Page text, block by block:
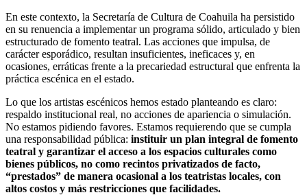
En este contexto, la Secretaría de Cultura de Coahuila ha persistido
en su renuencia a implementar un programa sólido, articulado y bien
estructurado de fomento teatral. Las acciones que impulsa, de
carácter esporádico, resultan insuficientes, ineficaces y, en
ocasiones, erráticas frente a la precariedad estructural que enfrenta la
práctica escénica en el estado.
Lo que los artistas escénicos hemos estado planteando es claro:
respaldo institucional real, no acciones de apariencia o simulación.
No estamos pidiendo favores. Estamos requierendo que se cumpla
una responsabilidad pública: instituir un plan integral de fomento
teatral y garantizar el acceso a los espacios culturales como
bienes públicos, no como recintos privatizados de facto,
“prestados” de manera ocasional a los teatristas locales, con
altos costos y más restricciones que facilidades.